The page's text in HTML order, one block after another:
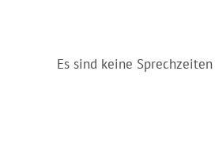
Es sind keine